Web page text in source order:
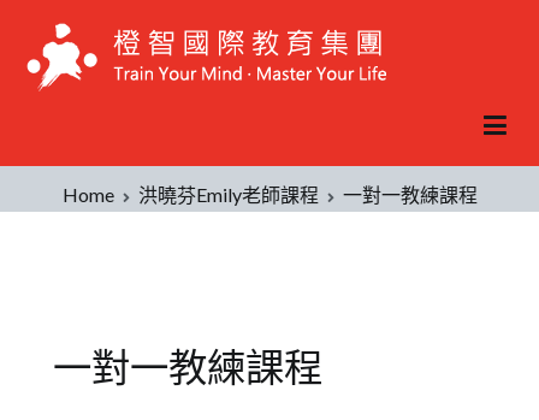
Home 洪曉芬Emily老師課程 一對一教練課程
一對一教練課程